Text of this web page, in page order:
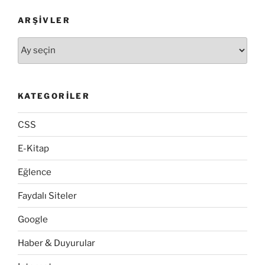
ARŞIVLER
KATEGORILER
CSS
E-Kitap
Eğlence
Faydalı Siteler
Google
Haber & Duyurular